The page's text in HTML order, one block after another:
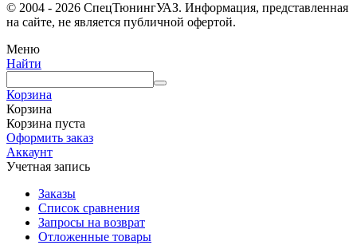
© 2004 - 2026 СпецТюнингУАЗ. Информация, представленная
на сайте, не является публичной офертой.
Меню
Найти
Корзина
Корзина
Корзина пуста
Оформить заказ
Аккаунт
Учетная запись
Заказы
Список сравнения
Запросы на возврат
Отложенные товары